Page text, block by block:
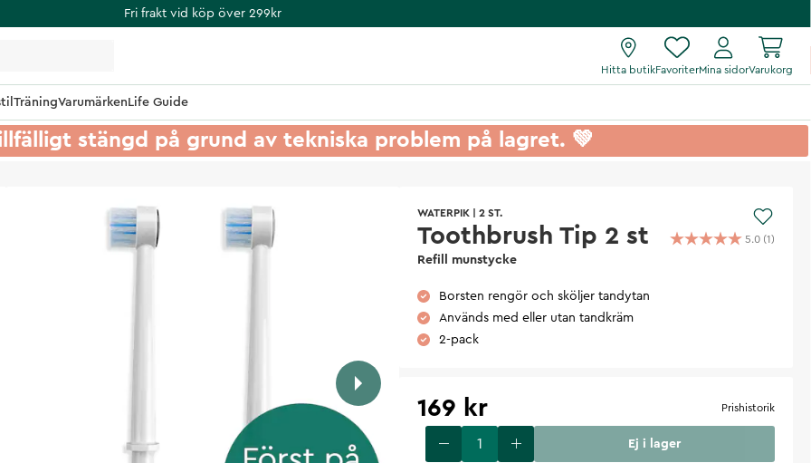
Fri frakt vid köp över 299kr
Hitta butikFavoriterMina sidorVarukorg
TräningVarumärkenLife Guide
stängd på grund av tekniska problem på lagret. 💚
WATERPIK 2 ST.
Toothbrush Tip 2 st
Refill munstycke
5.0 (1)
Borsten rengör och sköljer tandytan
Används med eller utan tandkräm
2-pack
169 kr Prishistorik
Ej i lager